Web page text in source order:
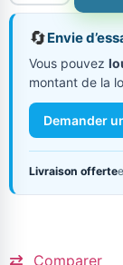
🔄Envie
Vous pouvez
montant de la
Demander
Livraison offerte
Comparer